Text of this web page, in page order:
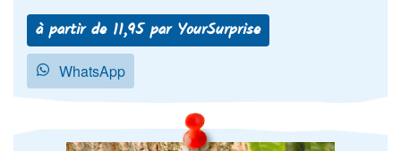
à partir de 11,95 par YourSurprise
WhatsApp